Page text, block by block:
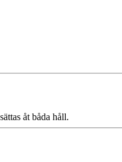
åt båda håll.